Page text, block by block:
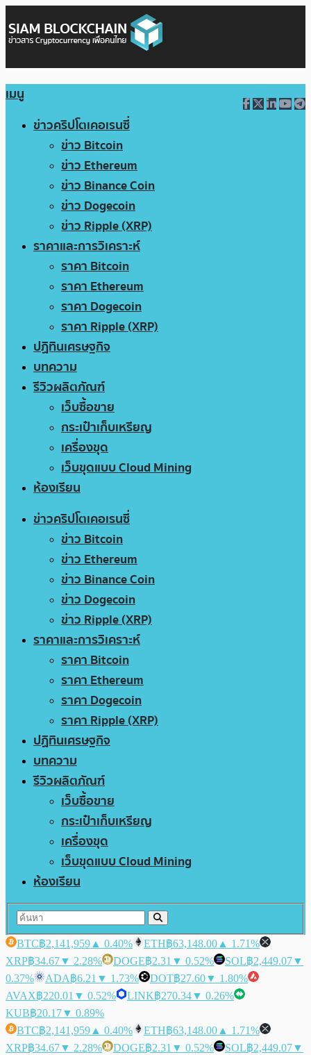
เมนู
ข่าวคริปโตเคอเรนซี่
ข่าว Bitcoin
ข่าว Ethereum
ข่าว Binance Coin
ข่าว Dogecoin
ข่าว Ripple (XRP)
ราคาและการวิเคราะห์
ราคา Bitcoin
ราคา Ethereum
ราคา Dogecoin
ราคา Ripple (XRP)
ปฏิทินเศรษฐกิจ
บทความ
รีวิวผลิตภัณฑ์
เว็บซื้อขาย
กระเป๋าเก็บเหรียญ
เครื่องขุด
เว็บขุดแบบ Cloud Mining
ห้องเรียน
ข่าวคริปโตเคอเรนซี่
ข่าว Bitcoin
ข่าว Ethereum
ข่าว Binance Coin
ข่าว Dogecoin
ข่าว Ripple (XRP)
ราคาและการวิเคราะห์
ราคา Bitcoin
ราคา Ethereum
ราคา Dogecoin
ราคา Ripple (XRP)
ปฏิทินเศรษฐกิจ
บทความ
รีวิวผลิตภัณฑ์
เว็บซื้อขาย
กระเป๋าเก็บเหรียญ
เครื่องขุด
เว็บขุดแบบ Cloud Mining
ห้องเรียน
BTC฿2,141,959 ▲ 0.40% ETH฿63,148.00 ▲ 1.71%
XRP฿34.67▼ 2.28% DOGE฿2.31 ▼ 0.52% SOL฿2,449.07▼
0.37%
ADA฿6.21 ▼ 1.73% DOT฿27.60▼ 1.80%
AVAX฿220.01 ▼ 0.52% LINK฿270.34▼ 0.26%
KUB฿20.17▼ 0.89%
BTC฿2,141,959 ▲ 0.40% ETH฿63,148.00 ▲ 1.71%
XRP฿34.67▼ 2.28% DOGE฿2.31 ▼ 0.52% SOL฿2,449.07▼